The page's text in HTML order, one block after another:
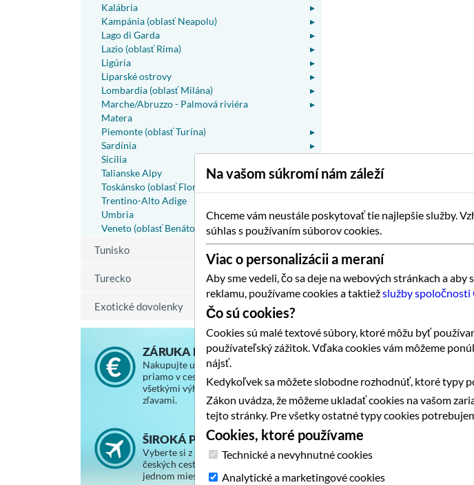
Kalábria
▸
Kampánia (oblasť Neapolu)
▸
Lago di Garda
▸
Lazio (oblasť Ríma)
▸
Ligúria
▸
Liparské ostrovy
▸
Lombardia (oblasť Milána)
▸
Marche/Abruzzo - Palmová riviéra
▸
Matera
Piemonte (oblasť Turína)
▸
Sardínia
▸
Sicília
Talianske Alpy
▸
Toskánsko (oblasť Florencie)
Trentino-Alto Adige
Umbria
▸
Veneto (oblasť Benátok)
▸
Tunisko
Turecko
Exotické dovolenky
ZÁRUKA NAJNIŽŠEJ CENY
Nakupujte u nás za rovnaké ceny, ako
priamo v cestovnej kancelárii, so
všetkými výhodami a vernostnými
zľavami.
ŠIROKÁ PONUKA ZÁJAZDOV
Vyberte si z ponuky slovenských a
českých cestovných kancelárií na
jednom mieste.
Na vašom súkromí nám záleží
Chceme vám neustále poskytovať tie najlepšie služby.
súhlas s používaním súborov cookies.
Viac o personalizácii a meraní
Aby sme vedeli, čo sa deje na webových stránkach a
reklamu, používame cookies a taktiežslužby spoločnosti
Čo sú cookies?
Cookies sú malé textové súbory, ktoré môžu byť
používateľský zážitok. Vďaka cookies vám môžeme
nájsť.
Kedykoľvek sa môžete slobodne rozhodnúť, ktoré typy
Zákon uvádza, že môžeme ukladať cookies na vašom
tejto stránky. Pre všetky ostatné typy cookies
Cookies, ktoré používame
Technické a nevyhnutné cookies
Analytické a marketingové cookies